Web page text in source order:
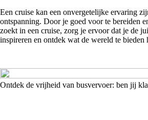
Een cruise kan een onvergetelijke ervaring
ontspanning. Door je goed voor te bereiden
zoekt in een cruise, zorg je ervoor dat je de
inspireren en ontdek wat de wereld te bieden
Ontdek de vrijheid van busvervoer: ben jij